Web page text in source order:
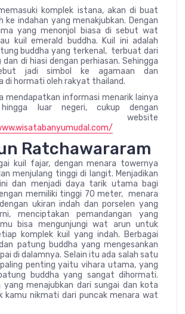
komplek istana, akan di buat
ke indahan yang menakjubkan. Dengan
yang menonjol biasa di sebut wat
kuil emerald buddha. Kuil ini adalah
buddha yang terkenal, terbuat dari
dan di hiasi dengan perhiasan. Sehingga
jadi simbol ke agamaan dan
di hormati oleh rakyat thailand.
mendapatkan informasi menarik lainya
luar negeri, cukup dengan
website
Ratchawararam
kuil fajar, dengan menara towernya
menjulang tinggi di langit. Menjadikan
dan menjadi daya tarik utama bagi
memiliki tinggi 70 meter, menara
ukiran indah dan porselen yang
menciptakan pemandangan yang
bisa mengunjungi wat arun untuk
komplek kuil yang indah. Berbagai
patung buddha yang mengesankan
di dalamnya. Selain itu ada salah satu
penting yaitu vihara utama, yang
buddha yang sangat dihormati.
yang menajubkan dari sungai dan kota
kamu nikmati dari puncak menara wat